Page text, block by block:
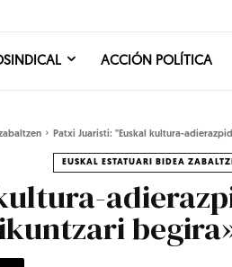
ACCIÓN POLÍTICA
Patxi Juaristi: "Euskal kultura-
EUSKAL ESTATUARI BIDEA